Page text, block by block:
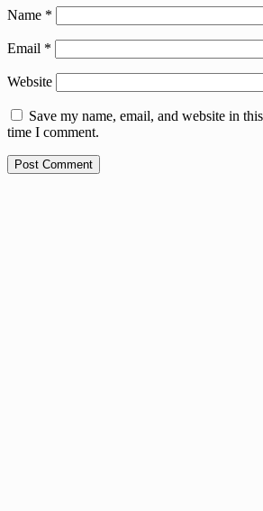
Name *
Email *
Website
Save my name, email, and website in
time I comment.